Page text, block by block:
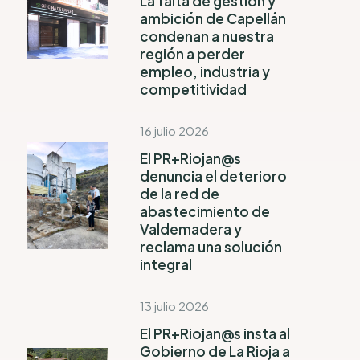
ambición de Capellán
condenan a nuestra
región a perder
empleo, industria y
competitividad
16 julio 2026
El PR+Riojan@s
denuncia el deterioro
de la red de
abastecimiento de
Valdemadera y
reclama una solución
integral
13 julio 2026
El PR+Riojan@s insta al
Gobierno de La Rioja a